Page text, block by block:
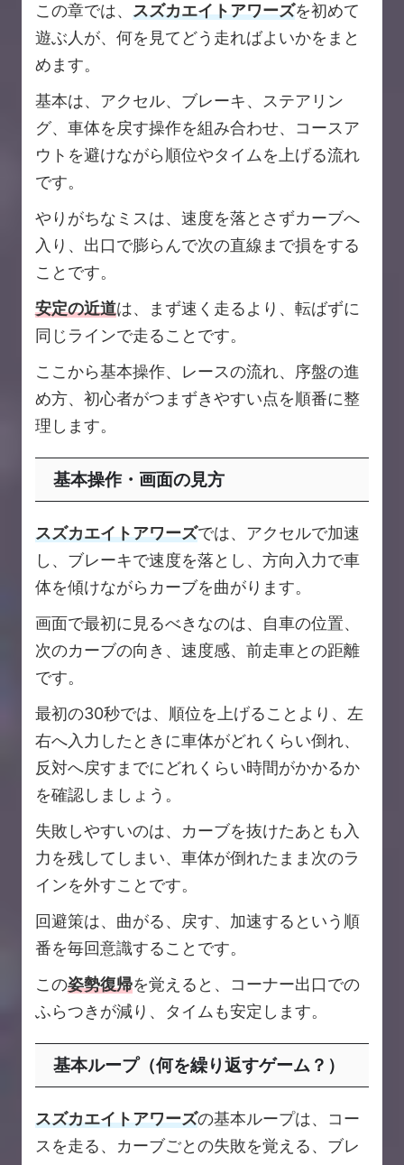
この章では、 スズカエイトアワーズを初めて
遊ぶ人が、何を見てどう走ればよいかをまと
めます。
基本は、アクセル、ブレーキ、ステアリン
グ、車体を戻す操作を組み合わせ、コースア
ウトを避けながら順位やタイムを上げる流れ
です。
やりがちなミスは、速度を落とさずカーブへ
入り、出口で膨らんで次の直線まで損をする
ことです。
安定の近道は、まず速く走るより、転ばずに
同じラインで走ることです。
ここから基本操作、レースの流れ、序盤の進
め方、初心者がつまずきやすい点を順番に整
理します。
基本操作・画面の見方
スズカエイトアワーズでは、アクセルで加速
し、ブレーキで速度を落とし、方向入力で車
体を傾けながらカーブを曲がります。
画面で最初に見るべきなのは、自車の位置、
次のカーブの向き、速度感、前走車との距離
です。
最初の30秒では、順位を上げることより、左
右へ入力したときに車体がどれくらい倒れ、
反対へ戻すまでにどれくらい時間がかかるか
を確認しましょう。
失敗しやすいのは、カーブを抜けたあとも入
力を残してしまい、車体が倒れたまま次のラ
インを外すことです。
回避策は、曲がる、戻す、加速するという順
番を毎回意識することです。
この姿勢復帰を覚えると、コーナー出口での
ふらつきが減り、タイムも安定します。
基本ループ（何を繰り返すゲーム？）
スズカエイトアワーズの基本ループは、コー
スを走る、カーブごとの失敗を覚える、ブレ